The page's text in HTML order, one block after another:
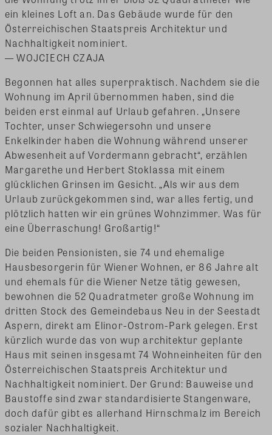
ein kleines Loft an. Das Gebäude wurde für den
Österreichischen Staatspreis Architektur und
Nachhaltigkeit nominiert.
— WOJCIECH CZAJA
Begonnen hat alles superpraktisch. Nachdem sie die
Wohnung im April übernommen haben, sind die
beiden erst einmal auf Urlaub gefahren. „Unsere
Tochter, unser Schwiegersohn und unsere
Enkelkinder haben die Wohnung während unserer
Abwesenheit auf Vordermann gebracht“, erzählen
Margarethe und Herbert Stoklassa mit einem
glücklichen Grinsen im Gesicht. „Als wir aus dem
Urlaub zurückgekommen sind, war alles fertig, und
plötzlich hatten wir ein grünes Wohnzimmer. Was für
eine Überraschung! Großartig!“
Die beiden Pensionisten, sie 74 und ehemalige
Hausbesorgerin für Wiener Wohnen, er 86 Jahre alt
und ehemals für die Wiener Netze tätig gewesen,
bewohnen die 52 Quadratmeter große Wohnung im
dritten Stock des Gemeindebaus Neu in der Seestadt
Aspern, direkt am Elinor-Ostrom-Park gelegen. Erst
kürzlich wurde das von wup architektur geplante
Haus mit seinen insgesamt 74 Wohneinheiten für den
Österreichischen Staatspreis Architektur und
Nachhaltigkeit nominiert. Der Grund: Bauweise und
Baustoffe sind zwar standardisierte Stangenware,
doch dafür gibt es allerhand Hirnschmalz im Bereich
sozialer Nachhaltigkeit.